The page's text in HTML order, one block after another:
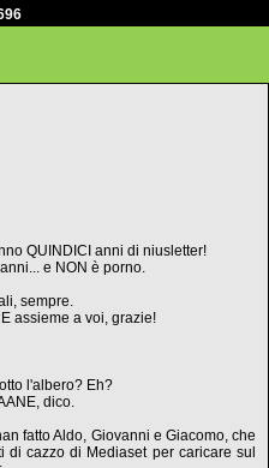
QUINDICI anni di niusletter!
e NON è porno.
sempre.
assieme a voi, grazie!
l'albero? Eh?
dico.
fatto Aldo, Giovanni e Giacomo, che
cazzo di Mediaset per caricare sul